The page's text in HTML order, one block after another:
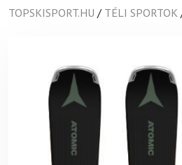
TOPSKISPORT.HU / TÉLI SPORTOK